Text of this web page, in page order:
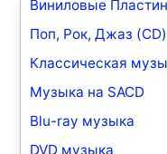
Виниловые
Поп, Рок, Джаз (CD)
Классическая
Музыка на SACD
Blu-ray музыка
DVD музыка